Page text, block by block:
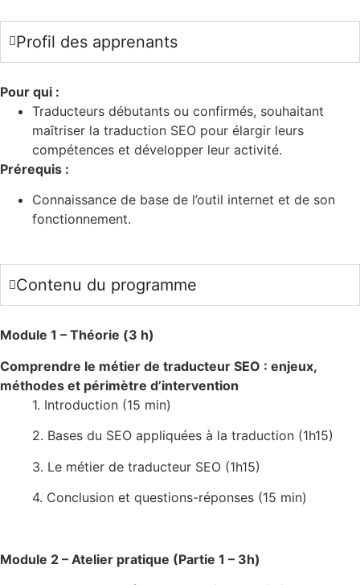
Profil des apprenants
Pour qui :
Traducteurs débutants ou confirmés, souhaitant
maîtriser la traduction SEO pour élargir leurs
compétences et développer leur activité.
Prérequis :
Connaissance de base de l’outil internet et de son
fonctionnement.
Contenu du programme
Module 1 – Théorie (3 h)
Comprendre le métier de traducteur SEO : enjeux,
méthodes et périmètre d’intervention
1. Introduction (15 min)
2. Bases du SEO appliquées à la traduction (1h15)
3. Le métier de traducteur SEO (1h15)
4. Conclusion et questions-réponses (15 min)
Module 2 – Atelier pratique (Partie 1 – 3h)